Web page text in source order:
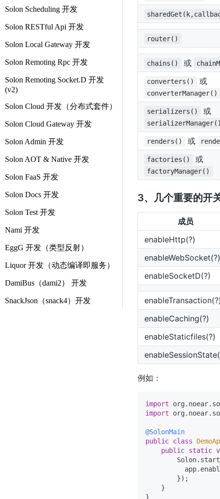
Solon Scheduling 开发
Solon RESTful Api 开发
Solon Local Gateway 开发
Solon Remoting Rpc 开发
Solon Remoting Socket.D 开发
(v2)
Solon Cloud 开发（分布式套件）
Solon Cloud Gateway 开发
Solon Admin 开发
Solon AOT & Native 开发
Solon FaaS 开发
Solon Docs 开发
Solon Test 开发
Nami 开发
EggG 开发（类型反射）
Liquor 开发（动态编译即服务）
DamiBus（dami2） 开发
SnackJson（snack4）开发
router()
chains() 或
converters() 或
converterManager()
serializers() 或
renders() 或
factories() 或
factoryManager()
3、几个重要的开
成员
enableHttp(?)
enableWebSocket(?)
enableSocketD(?)
enableCaching(?)
enableStaticfiles(?)
例如：
import
import
@SolonMain
public class
public static
        });
    }